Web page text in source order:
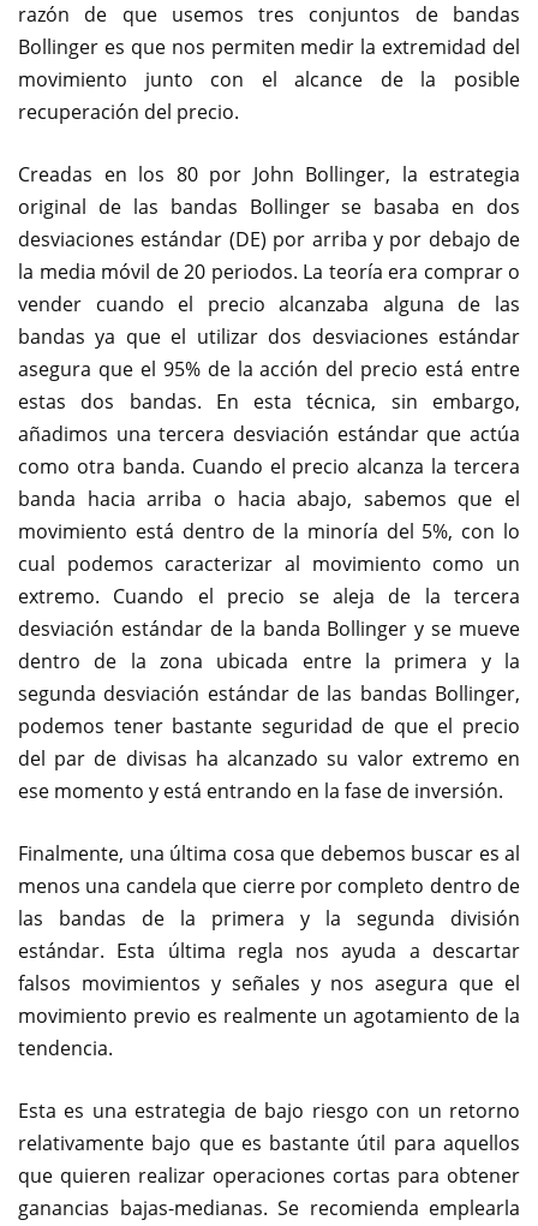
razón de que usemos tres conjuntos de bandas
Bollinger es que nos permiten medir la extremidad del
movimiento junto con el alcance de la posible
recuperación del precio.
Creadas en los 80 por John Bollinger, la estrategia
original de las bandas Bollinger se basaba en dos
desviaciones estándar (DE) por arriba y por debajo de
la media móvil de 20 periodos. La teoría era comprar o
vender cuando el precio alcanzaba alguna de las
bandas ya que el utilizar dos desviaciones estándar
asegura que el 95% de la acción del precio está entre
estas dos bandas. En esta técnica, sin embargo,
añadimos una tercera desviación estándar que actúa
como otra banda. Cuando el precio alcanza la tercera
banda hacia arriba o hacia abajo, sabemos que el
movimiento está dentro de la minoría del 5%, con lo
cual podemos caracterizar al movimiento como un
extremo. Cuando el precio se aleja de la tercera
desviación estándar de la banda Bollinger y se mueve
dentro de la zona ubicada entre la primera y la
segunda desviación estándar de las bandas Bollinger,
podemos tener bastante seguridad de que el precio
del par de divisas ha alcanzado su valor extremo en
ese momento y está entrando en la fase de inversión.
Finalmente, una última cosa que debemos buscar es al
menos una candela que cierre por completo dentro de
las bandas de la primera y la segunda división
estándar. Esta última regla nos ayuda a descartar
falsos movimientos y señales y nos asegura que el
movimiento previo es realmente un agotamiento de la
tendencia.
Esta es una estrategia de bajo riesgo con un retorno
relativamente bajo que es bastante útil para aquellos
que quieren realizar operaciones cortas para obtener
ganancias bajas-medianas. Se recomienda emplearla